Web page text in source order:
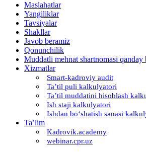
Maslahatlar
Yangiliklar
Tavsiyalar
Shakllar
Javob beramiz
Qonunchilik
Muddatli mehnat shartnomasi
Xizmatlar
Smart-kadroviy audit
Ta’til puli kalkulyatori
Ta’til muddatini hisoblash
Ish staji kalkulyatori
Ishdan boʻshatish sanasi
Ta’lim
Kadrovik.academy
webinar.cpr.uz